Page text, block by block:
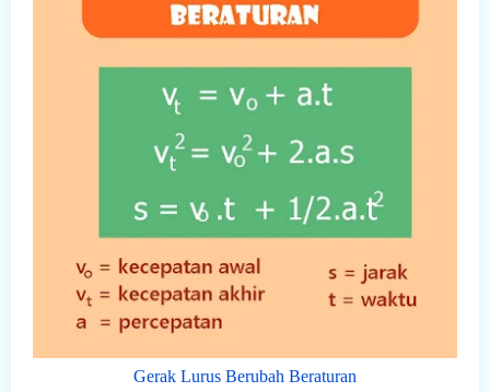
Gerak Lurus Berubah Beraturan